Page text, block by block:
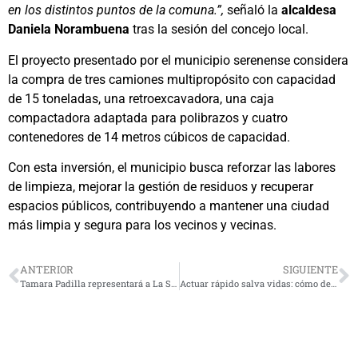
en los distintos puntos de la comuna.”, señaló la alcaldesa
Daniela Norambuena tras la sesión del concejo local.
El proyecto presentado por el municipio serenense considera
la compra de tres camiones multipropósito con capacidad
de 15 toneladas, una retroexcavadora, una caja
compactadora adaptada para polibrazos y cuatro
contenedores de 14 metros cúbicos de capacidad.
Con esta inversión, el municipio busca reforzar las labores
de limpieza, mejorar la gestión de residuos y recuperar
espacios públicos, contribuyendo a mantener una ciudad
más limpia y segura para los vecinos y vecinas.
ANTERIOR
Tamara Padilla representará a La Serena en Miss Mundo Chile 2025
SIGUIENTE
Actuar rápido salva vidas: cómo detectar a tiempo un ACV